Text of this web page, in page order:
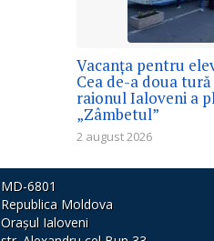
Vacanța pentru
Cea de-a doua
raionul Ialoveni a
„Zâmbetul”
2 august 2026
MD-6801
Republica Moldova
Orașul Ialoveni